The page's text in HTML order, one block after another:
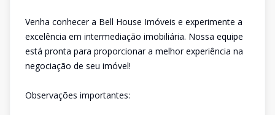
Venha conhecer a Bell House Imóveis e experimente a
excelência em intermediação imobiliária. Nossa equipe
está pronta para proporcionar a melhor experiência na
negociação de seu imóvel!
Observações importantes: